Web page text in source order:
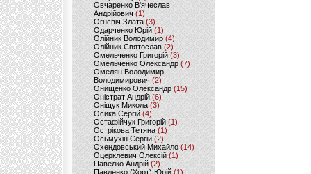
Овчаренко В'ячеслав
Андрійович(1)
Огнєвіч Злата (3)
Одарченко Юрій(1)
Олійник Володимир (4)
Олійник Святослав (2)
Омельченко Григорій (3)
Омельченко Олександр(7)
Омелян Володимир
Володимирович (2)
Онищенко Олександр (15)
Оністрат Андрій (6)
Оніщук Микола (3)
Осика Сергій(4)
Остафійчук Григорій(1)
Острікова Тетяна (1)
Осьмухін Сергій (2)
Охендовський Михайло (14)
Оцерклевич Олексій (1)
Павелко Андрій (2)
Павленко (Хорт) Юрій (1)